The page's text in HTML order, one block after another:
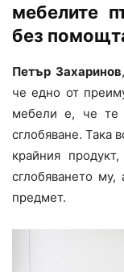
мебелите
без
Петър Захаринов
че едно от
мебели е, че те
сглобяване. Така
крайния
сглобяването
предмет.